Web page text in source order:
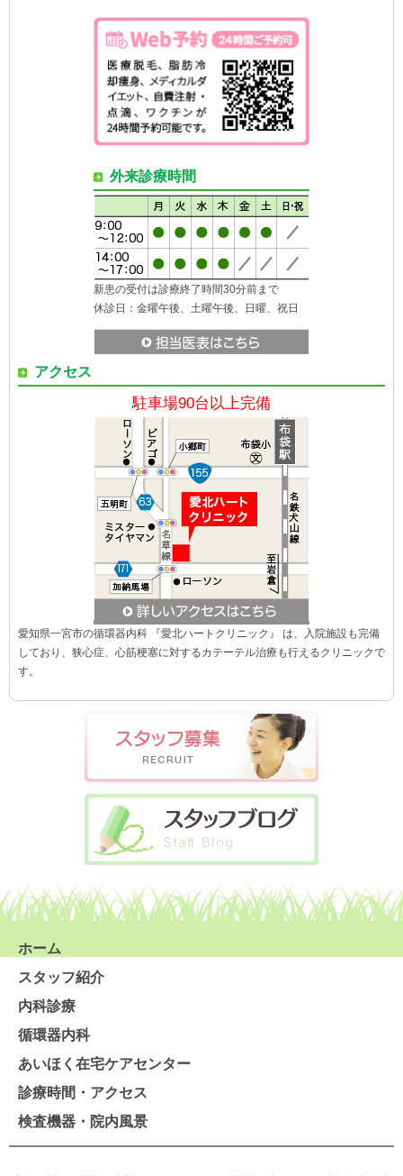
外来診療時間
新患の受付は診療終了時間30分前まで
休診日：金曜午後、土曜午後、日曜、祝日
アクセス
駐車場90台以上完備
愛知県一宮市の循環器内科 『愛北ハートクリニック』 は、入院施設も完備
しており、狭心症、心筋梗塞に対するカテーテル治療も行えるクリニックで
す。
ホーム
スタッフ紹介
内科診療
循環器内科
あいほく在宅ケアセンター
診療時間・アクセス
検査機器・院内風景